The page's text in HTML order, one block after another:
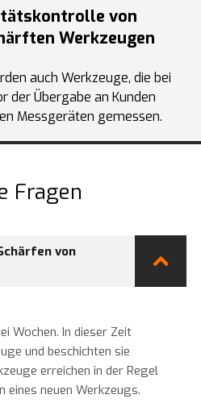
von
Werkzeugen
auch Werkzeuge, die bei
der Übergabe an Kunden
Messgeräten gemessen.
Fragen
von
Wochen. In dieser Zeit
und beschichten sie
erreichen in der Regel
eines neuen Werkzeugs.